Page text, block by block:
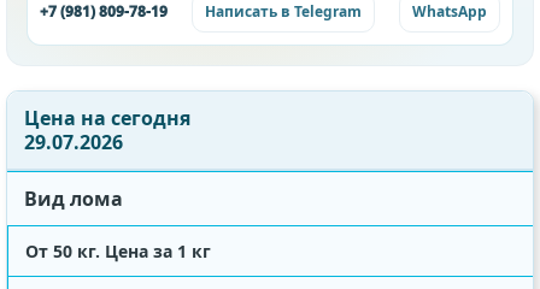
+7 (981) 809-78-19 Написать в Telegram WhatsApp
Цена на сегодня
29.07.2026
Вид лома
От 50 кг. Цена за 1 кг